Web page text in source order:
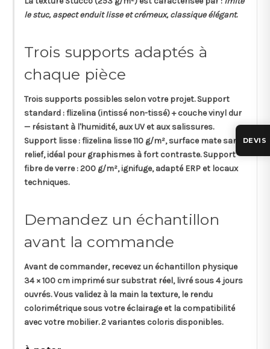
le stuc, aspect enduit lisse et crémeux, classique élégant.
Trois supports adaptés à
chaque pièce
Trois supports possibles selon votre projet.Support
standard : flizelina (intissé non-tissé) + couche vinyl dur
— résistant à l'humidité, aux UV et aux salissures.
Support lisse: flizelina lisse 110 g/m², surface mate sans
relief, idéal pour graphismes à fort contraste.Support
fibre de verre: 200 g/m², ignifuge, adapté ERP et locaux
techniques.
Demandez un échantillon
avant la commande
Avant de commander, recevez un échantillon physique
34 × 100 cmimprimé sur substrat réel, livré sous4 jours
ouvrés. Vous validez à la main la texture, le rendu
colorimétrique sous votre éclairage et la compatibilité
avec votre mobilier. 2 variantes coloris disponibles.
DEVIS